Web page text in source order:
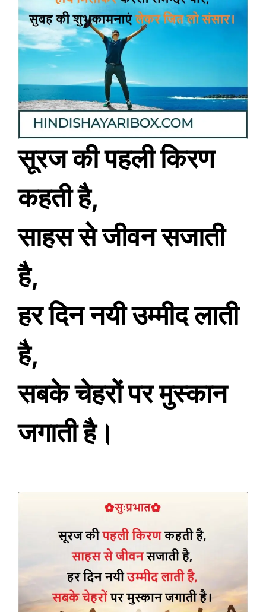
सूरज की पहली किरण
कहती है,
साहस से जीवन सजाती
है,
हर दिन नयी उम्मीद लाती
है,
सबके चेहरों पर मुस्कान
जगाती है।